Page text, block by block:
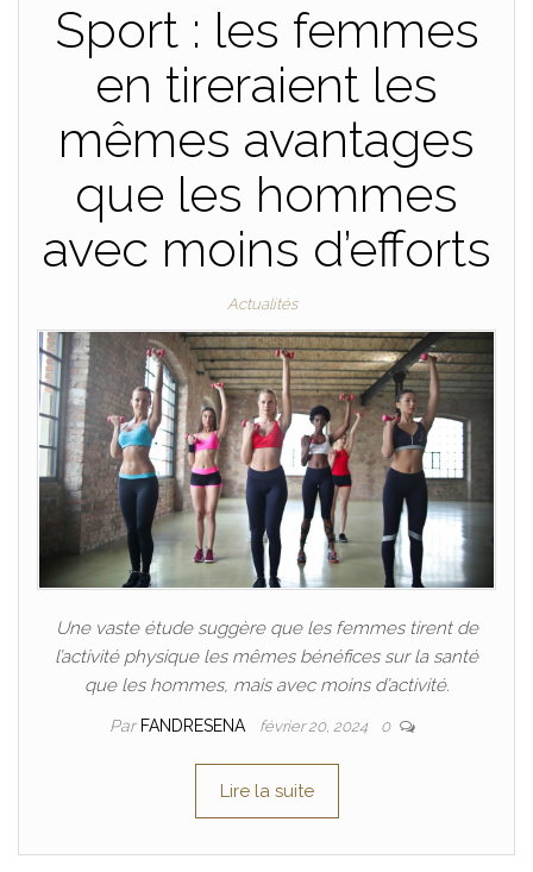
Sport : les femmes
en tireraient les
mêmes avantages
que les hommes
avec moins d’efforts
Actualités
Une vaste étude suggère que les femmes tirent de
l’activité physique les mêmes bénéfices sur la santé
que les hommes, mais avec moins d’activité.
Par FANDRESENA février 20, 2024 0
Lire la suite